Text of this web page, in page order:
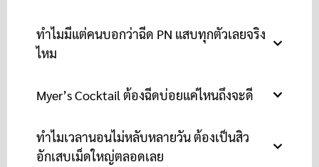
ทำไมมีแต่คนบอกว่าฉีด PN แสบทุกตัวเลยจริง
ไหม
Myer’s Cocktail ต้องฉีดบ่อยแค่ไหนถึงจะดี
ทำไมเวลานอนไม่หลับหลายวัน ต้องเป็นสิว
อักเสบเม็ดใหญ่ตลอดเลย